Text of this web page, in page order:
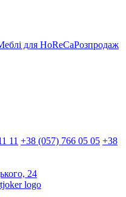
для HoReCaРозпродаж
11 +38 (057) 766 05 05 +38
24